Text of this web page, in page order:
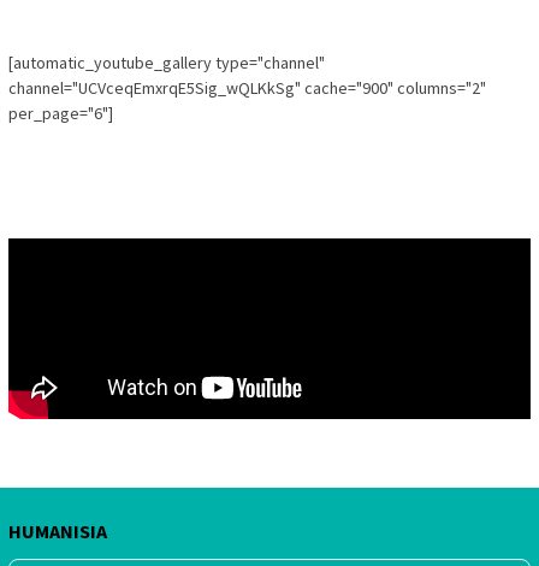
[automatic_youtube_gallery type="channel"
channel="UCVceqEmxrqE5Sig_wQLKkSg" cache="900" columns="2"
per_page="6"]
HUMANISIA